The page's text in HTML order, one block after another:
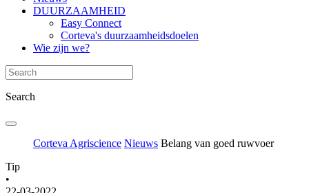
DUURZAAMHEID
Easy Connect
Corteva's duurzaamheidsdoelen
Wie zijn we?
Search
Corteva Agriscience Nieuws Belang van goed ruwvoer
Tip
•